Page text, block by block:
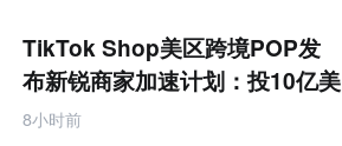
TikTok Shop美区跨境POP发
布新锐商家加速计划：投10亿美
金资源帮扶四类商家
8小时前